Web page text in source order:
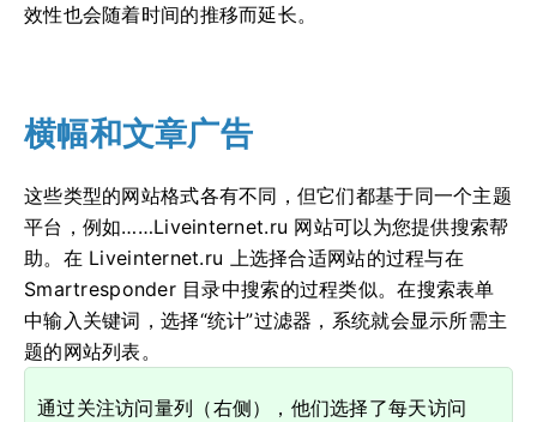
效性也会随着时间的推移而延长。
横幅和文章广告
这些类型的网站格式各有不同，但它们都基于同一个主题
平台，例如……Liveinternet.ru 网站可以为您提供搜索帮
助。在 Liveinternet.ru 上选择合适网站的过程与在
Smartresponder 目录中搜索的过程类似。在搜索表单
中输入关键词，选择“统计”过滤器，系统就会显示所需主
题的网站列表。
通过关注访问量列（右侧），他们选择了每天访问